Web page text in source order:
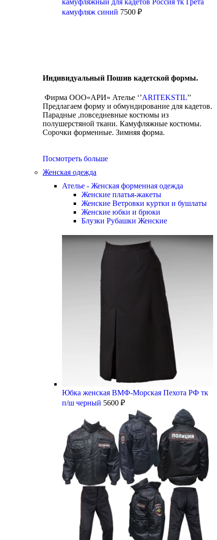
камуфляжный для кадетов Россия тк Грета
камуфляж синий 7500 ₽
Индивидуальный Пошив кадетской формы.
Фирма ООО«АРИ» Ателье ‘’ARITEKSTIL’’
Предлагаем форму и обмундирование для кадетов.
Парадные ,повседневные костюмы из
полушерстяной ткани. Камуфляжные костюмы.
Сорочки форменные. Зимняя форма.
Посмотреть больше
Женская одежда
Ателье - Женская форменная одежда
Женские платья-жакеты
Женские Ветровки куртки и бушлаты
Женские юбки и брюки
Блузки Рубашки Женские
Юбка женская ВМФ-Морская Пехота РФ тк
п/ш черный 5600 ₽